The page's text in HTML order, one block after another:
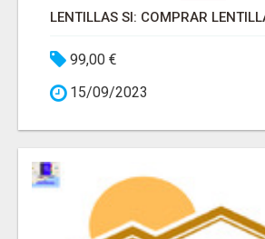
99,00 €
15/09/2023